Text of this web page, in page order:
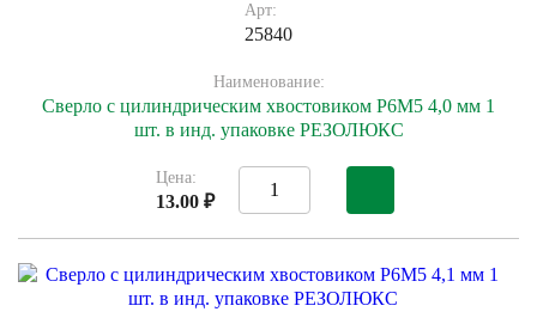
Арт:
25840
Наименование:
Сверло с цилиндрическим хвостовиком Р6М5 4,0 мм 1
шт. в инд. упаковке РЕЗОЛЮКС
Цена:
13.00 ₽